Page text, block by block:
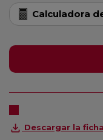
Calculadora
Descargar la